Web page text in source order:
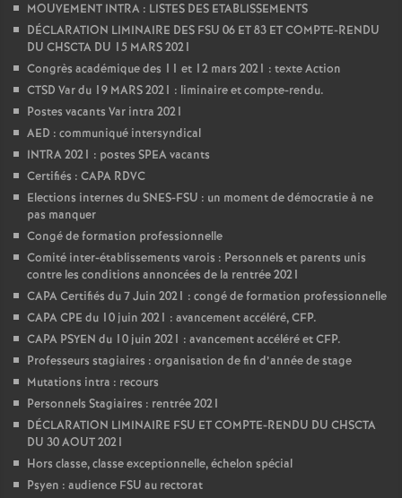
MOUVEMENT INTRA : LISTES DES ETABLISSEMENTS
DÉCLARATION LIMINAIRE DES FSU 06 ET 83 ET COMPTE-RENDU
DU CHSCTA DU 15 MARS 2021
Congrès académique des 11 et 12 mars 2021 : texte Action
CTSD Var du 19 MARS 2021 : liminaire et compte-rendu.
Postes vacants Var intra 2021
AED : communiqué intersyndical
INTRA 2021 : postes SPEA vacants
Certifiés : CAPA RDVC
Elections internes du SNES-FSU : un moment de démocratie à ne
pas manquer
Congé de formation professionnelle
Comité inter-établissements varois : Personnels et parents unis
contre les conditions annoncées de la rentrée 2021
CAPA Certifiés du 7 Juin 2021 : congé de formation professionnelle
CAPA CPE du 10 juin 2021 : avancement accéléré, CFP.
CAPA PSYEN du 10 juin 2021 : avancement accéléré et CFP.
Professeurs stagiaires : organisation de fin d’année de stage
Mutations intra : recours
Personnels Stagiaires : rentrée 2021
DÉCLARATION LIMINAIRE FSU ET COMPTE-RENDU DU CHSCTA
DU 30 AOUT 2021
Hors classe, classe exceptionnelle, échelon spécial
Psyen : audience FSU au rectorat